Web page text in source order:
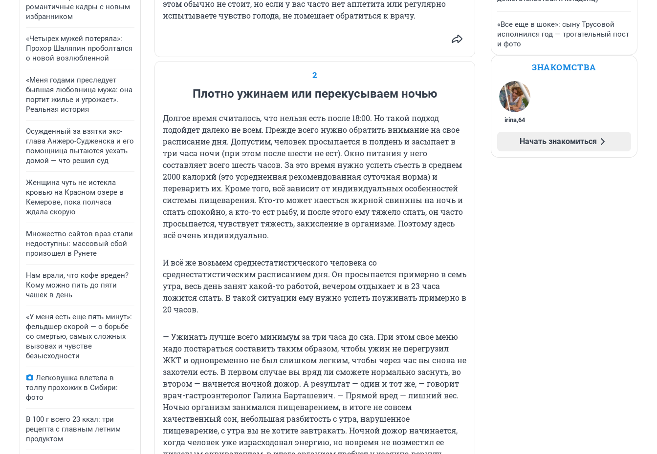
романтичные кадры с новым
избранником
«Четырех мужей потеряла»:
Прохор Шаляпин проболтался
о новой возлюбленной
«Меня годами преследует
бывшая любовница мужа: она
портит жилье и угрожает».
Реальная история
Осужденный за взятки экс-
глава Анжеро-Судженска и его
помощница пытаются уехать
домой — что решил суд
Женщина чуть не истекла
кровью на Красном озере в
Кемерове, пока полчаса
ждала скорую
Множество сайтов враз стали
недоступны: массовый сбой
произошел в Рунете
Нам врали, что кофе вреден?
Кому можно пить до пяти
чашек в день
«У меня есть еще пять минут»:
фельдшер скорой — о борьбе
со смертью, самых сложных
вызовах и чувстве
безысходности
Легковушка влетела в
толпу прохожих в Сибири:
фото
В 100 г всего 23 ккал: три
рецепта с главным летним
продуктом
этом обычно не стоит, но если у вас часто нет аппетита или регулярно
испытываете чувство голода, не помешает обратиться к врачу.
2
Плотно ужинаем или перекусываем ночью
Долгое время считалось, что нельзя есть после 18:00. Но такой подход
подойдет далеко не всем. Прежде всего нужно обратить внимание на свое
расписание дня. Допустим, человек просыпается в полдень и засыпает в
три часа ночи (при этом после шести не ест). Окно питания у него
составляет всего шесть часов. За это время нужно успеть съесть в среднем
2000 калорий (это усредненная рекомендованная суточная норма) и
переварить их. Кроме того, всё зависит от индивидуальных особенностей
системы пищеварения. Кто-то может наесться жирной свинины на ночь и
спать спокойно, а кто-то ест рыбу, и после этого ему тяжело спать, он часто
просыпается, чувствует тяжесть, закисление в организме. Поэтому здесь
всё очень индивидуально.
И всё же возьмем среднестатистического человека со
среднестатистическим расписанием дня. Он просыпается примерно в семь
утра, весь день занят какой-то работой, вечером отдыхает и в 23 часа
ложится спать. В такой ситуации ему нужно успеть поужинать примерно в
20 часов.
— Ужинать лучше всего минимум за три часа до сна. При этом свое меню
надо постараться составить таким образом, чтобы ужин не перегрузил
ЖКТ и одновременно не был слишком легким, чтобы через час вы снова не
захотели есть. В первом случае вы вряд ли сможете нормально заснуть, во
втором — начнется ночной дожор. А результат — один и тот же, — говорит
врач-гастроэнтеролог Галина Барташевич. — Прямой вред — лишний вес.
Ночью организм занимался пищеварением, в итоге не совсем
качественный сон, небольшая разбитость с утра, нарушенное
пищеварение, с утра вы не хотите завтракать. Ночной дожор начинается,
когда человек уже израсходовал энергию, но вовремя не возместил ее
«Все еще в шоке»: сыну Трусовой
исполнился год — трогательный пост
и фото
ЗНАКОМСТВА
irina,64
Начать знакомиться